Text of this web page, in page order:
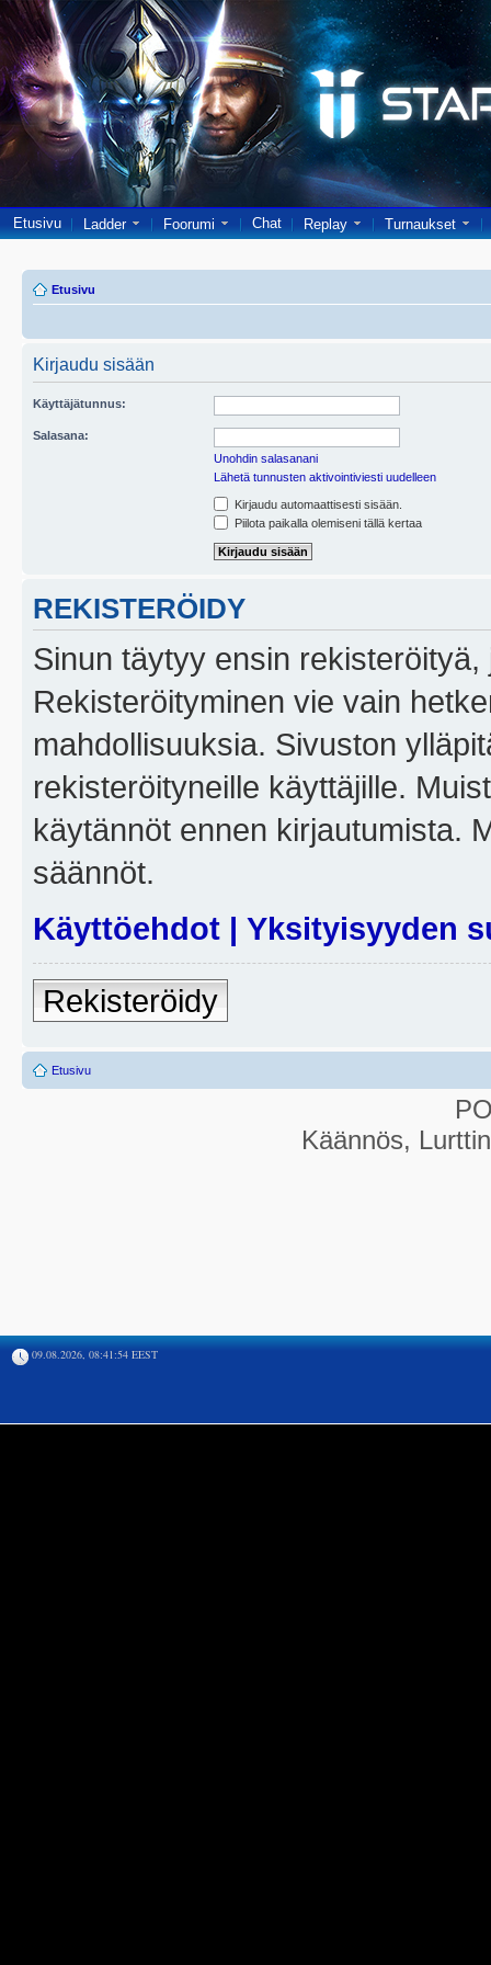
Etusivu Ladder Foorumi Chat Replay Turnaukset
Etusivu
Kirjaudu sisään
Käyttäjätunnus:
Salasana:
Unohdin salasanani
Lähetä tunnusten aktivointiviesti uudelleen
Kirjaudu automaattisesti sisään.
Piilota paikalla olemiseni tällä kertaa
REKISTERÖIDY
Sinun täytyy ensin
Rekisteröityminen vie vain
mahdollisuuksia. Sivuston
rekisteröityneille käyttäjille.
käytännöt ennen kirjautumista.
säännöt.
Käyttöehdot | Yksityisyyden
Rekisteröidy
Etusivu
Käännös,
09.08.2026, 08:41:54 EEST